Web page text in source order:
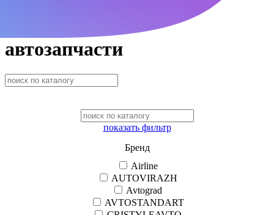
автозапчасти
показать фильтр
Бренд
Airline
AUTOVIRAZH
Avtograd
AVTOSTANDART